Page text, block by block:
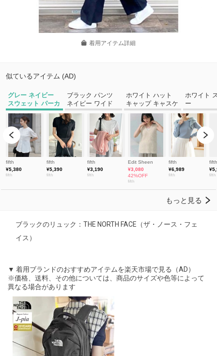
着用アイテム詳細
ブラックのリュック：THE NORTH FACE（ザ・ノース・フェ
イス）
▼ 着用ブランドのおすすめアイテムを楽天市場で見る（AD）
※価格、送料、その他については、商品のサイズや色等によって
異なる場合があります